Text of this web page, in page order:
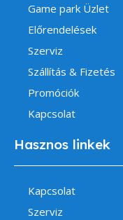
Game park Üzlet
Előrendelések
Szerviz
Szállítás & Fizetés
Promóciók
Kapcsolat
Hasznos linkek
Kapcsolat
Szerviz